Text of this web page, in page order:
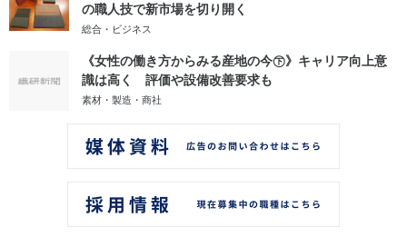
の職人技で新市場を切り開く
総合・ビジネス
《女性の働き方からみる産地の今㊦》キャリア向上意
識は高く 評価や設備改善要求も
素材・製造・商社